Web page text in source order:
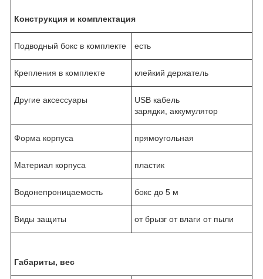
Конструкция и комплектация
Подводный бокс в комплекте есть
Крепления в комплекте клейкий держатель
Другие аксессуары
USB кабель
зарядки, аккумулятор
Форма корпуса прямоугольная
Материал корпуса пластик
Водонепроницаемость бокс до 5 м
Виды защиты от брызг от влаги от пыли
Габариты, вес